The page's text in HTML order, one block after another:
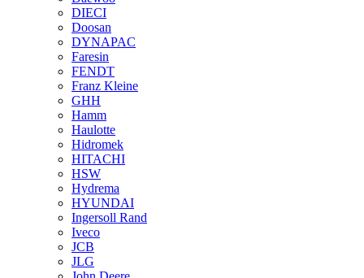
DIECI
Doosan
DYNAPAC
Faresin
FENDT
Franz Kleine
GHH
Hamm
Haulotte
Hidromek
HITACHI
HSW
Hydrema
HYUNDAI
Ingersoll Rand
Iveco
JCB
JLG